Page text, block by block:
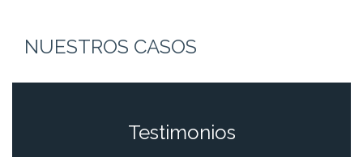
NUESTROS CASOS
Testimonios